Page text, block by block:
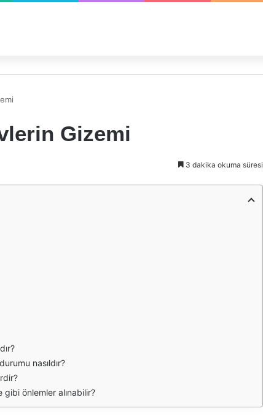
Gizemi
3 dakika okuma süresi
nasıldır?
önlemler alınabilir?